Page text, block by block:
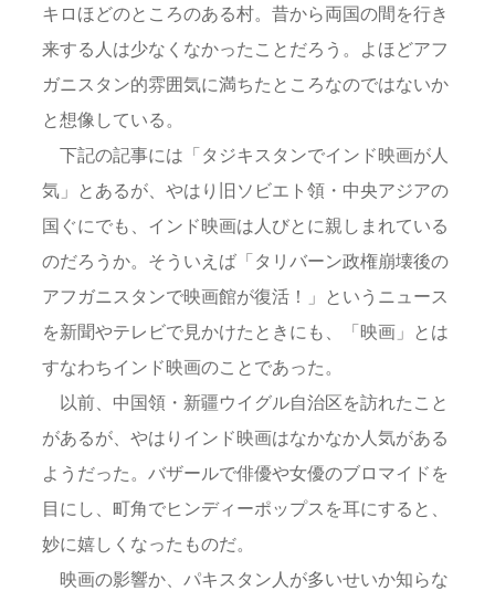
キロほどのところのある村。昔から両国の間を行き
来する人は少なくなかったことだろう。よほどアフ
ガニスタン的雰囲気に満ちたところなのではないか
と想像している。
下記の記事には「タジキスタンでインド映画が人
気」とあるが、やはり旧ソビエト領・中央アジアの
国ぐにでも、インド映画は人びとに親しまれている
のだろうか。そういえば「タリバーン政権崩壊後の
アフガニスタンで映画館が復活！」というニュース
を新聞やテレビで見かけたときにも、「映画」とは
すなわちインド映画のことであった。
以前、中国領・新疆ウイグル自治区を訪れたこと
があるが、やはりインド映画はなかなか人気がある
ようだった。バザールで俳優や女優のブロマイドを
目にし、町角でヒンディーポップスを耳にすると、
妙に嬉しくなったものだ。
映画の影響か、パキスタン人が多いせいか知らな